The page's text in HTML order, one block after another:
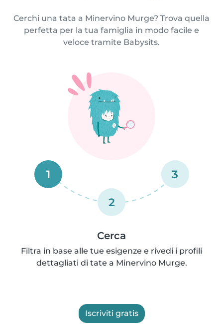
Cerchi una tata a Minervino Murge? Trova quella
perfetta per la tua famiglia in modo facile e
veloce tramite Babysits.
1
2
3
Cerca
Filtra in base alle tue esigenze e rivedi i profili
dettagliati di tate a Minervino Murge.
Iscriviti gratis